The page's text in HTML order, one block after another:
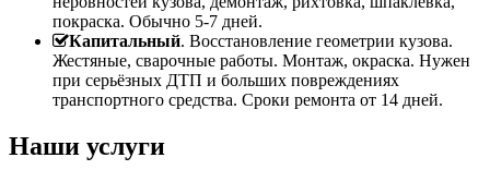
покраска. Обычно 5-7 дней.
Капитальный. Восстановление геометрии кузова.
Жестяные, сварочные работы. Монтаж, окраска. Нужен
при серьёзных ДТП и больших повреждениях
транспортного средства. Сроки ремонта от 14 дней.
Наши услуги